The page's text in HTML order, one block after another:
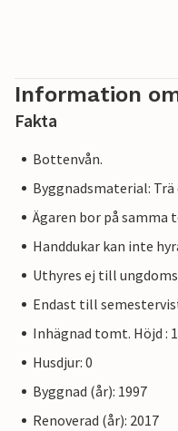
Information
Fakta
Bottenvån.
Byggnadsmaterial: Trä
Ägaren bor på samma
Handdukar kan inte
Uthyres ej till
Endast till
Inhägnad tomt. Höjd :
Husdjur: 0
Byggnad (år): 1997
Renoverad (år): 2017